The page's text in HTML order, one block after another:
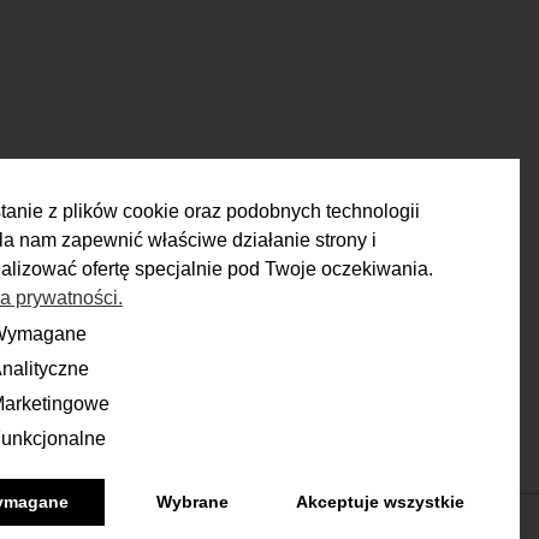
z plików cookie oraz podobnych technologii
nam zapewnić właściwe działanie strony i
ofertę specjalnie pod Twoje oczekiwania.
prywatności.
Wybrane Akceptuje wszystkie
cm
cm
ZWROTY
Masz 14 dni na podjęcie
i spokojne rozważenie zakupu.